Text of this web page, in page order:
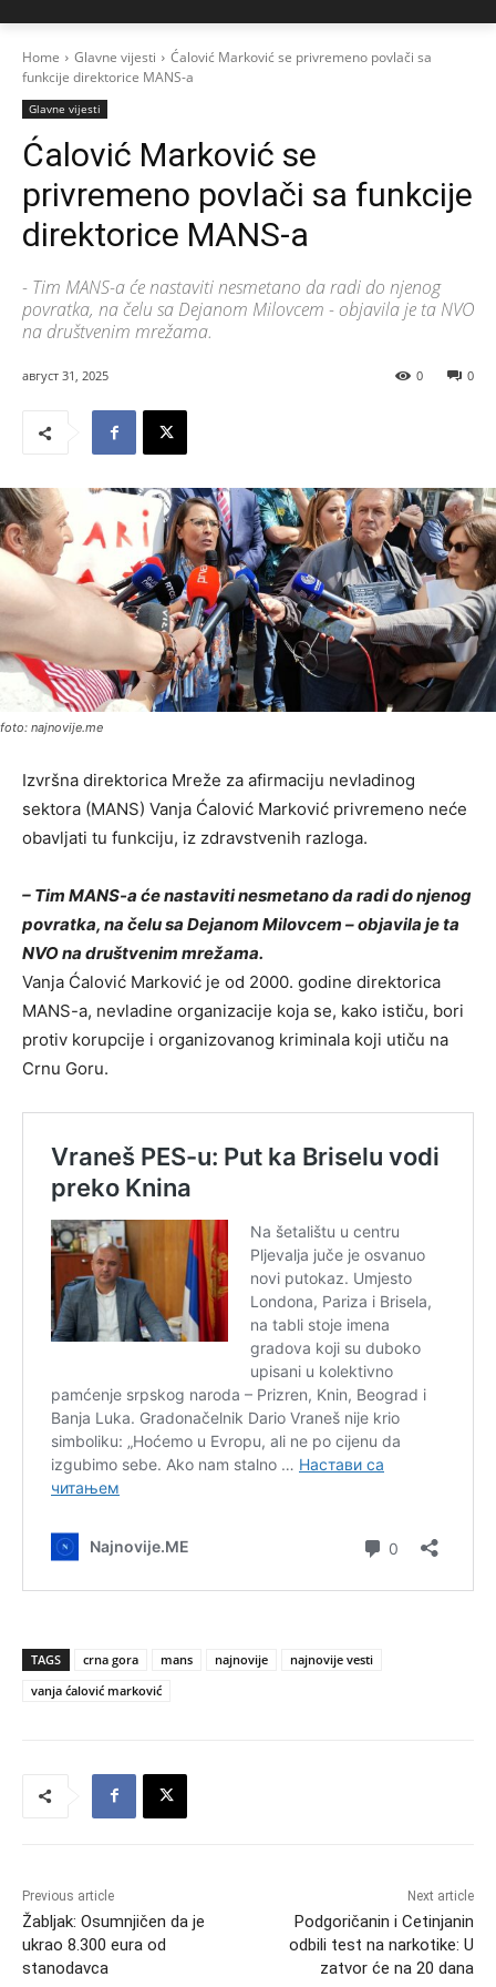
Home Glavne vijesti
Ćalović Marković se privremeno povlači sa
funkcije direktorice MANS-a
Glavne vijesti
Ćalović Marković se
privremeno povlači sa funkcije
direktorice MANS-a
- Tim MANS-a će nastaviti nesmetano da radi do njenog
povratka, na čelu sa Dejanom Milovcem - objavila je ta NVO
na društvenim mrežama.
август 31, 2025 0
0
foto: najnovije.me
Izvršna direktorica Mreže za afirmaciju nevladinog
sektora (MANS) Vanja Ćalović Marković privremeno neće
obavljati tu funkciju, iz zdravstvenih razloga.
– Tim MANS-a će nastaviti nesmetano da radi do njenog
povratka, na čelu sa Dejanom Milovcem – objavila je ta
NVO na društvenim mrežama.
Vanja Ćalović Marković je od 2000. godine direktorica
MANS-a, nevladine organizacije koja se, kako ističu, bori
protiv korupcije i organizovanog kriminala koji utiču na
Crnu Goru.
TAGS crna gora mans najnovije
najnovije vesti
vanja ćalović marković
Previous article
Žabljak: Osumnjičen da je
ukrao 8.300 eura od
stanodavca
Next article
Podgoričanin i Cetinjanin
odbili test na narkotike: U
zatvor će na 20 dana